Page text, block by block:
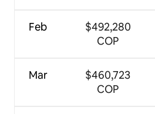
Feb
Mar
$492,280
COP
$460,723
COP